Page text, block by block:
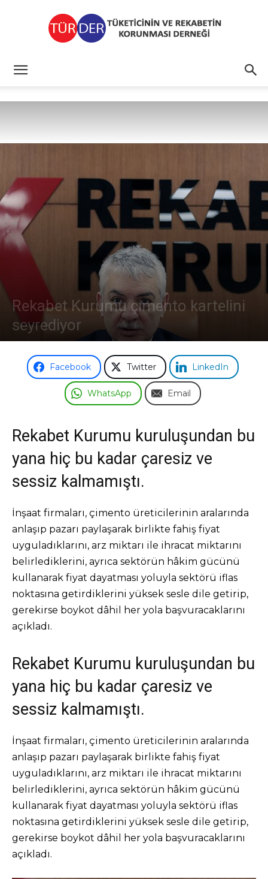
Rekabet Kurumu çimento kartelini
seyrediyor
28 Ağustos 2021
Facebook Twitter LinkedIn
WhatsApp Email
Rekabet Kurumu kuruluşundan bu
yana hiç bu kadar çaresiz ve
sessiz kalmamıştı.
İnşaat firmaları, çimento üreticilerinin aralarında
anlaşıp pazarı paylaşarak birlikte fahiş fiyat
uyguladıklarını, arz miktarı ile ihracat miktarını
belirlediklerini, ayrıca sektörün hâkim gücünü
kullanarak fiyat dayatması yoluyla sektörü iflas
noktasına getirdiklerini yüksek sesle dile getirip,
gerekirse boykot dâhil her yola başvuracaklarını
açıkladı.
Rekabet Kurumu kuruluşundan bu
yana hiç bu kadar çaresiz ve
sessiz kalmamıştı.
İnşaat firmaları, çimento üreticilerinin aralarında
anlaşıp pazarı paylaşarak birlikte fahiş fiyat
uyguladıklarını, arz miktarı ile ihracat miktarını
belirlediklerini, ayrıca sektörün hâkim gücünü
kullanarak fiyat dayatması yoluyla sektörü iflas
noktasına getirdiklerini yüksek sesle dile getirip,
gerekirse boykot dâhil her yola başvuracaklarını
açıkladı.